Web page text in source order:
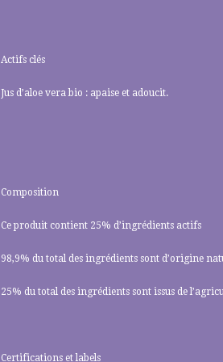
Actifs clés
Jus d’aloe vera bio : apaise et adoucit.
Composition
Ce produit contient 25% d’ingrédients actifs
98,9% du total des ingrédients sont d’origine
25% du total des ingrédients sont issus de
Certifications et labels